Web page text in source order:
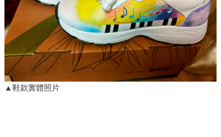
▲鞋款實體照片